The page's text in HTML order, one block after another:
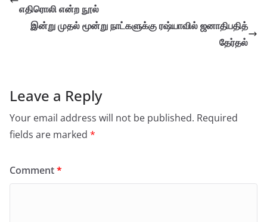
எதிரொலி என்ற நூல்
இன்று முதல் மூன்று நாட்களுக்கு ரஷ்யாவில் ஜனாதிபதித்
தேர்தல்
Leave a Reply
Your email address will not be published. Required
fields are marked *
Comment*